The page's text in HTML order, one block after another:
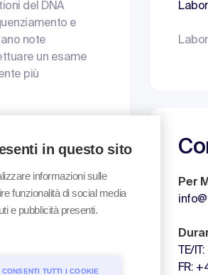
del DNA
e
note
un esame
più
Per
TE/
FR:
in questo sito
informazioni sulle
funzionalità di social media
e pubblicità presenti.
CONSENTI TUTTI I COOKIE